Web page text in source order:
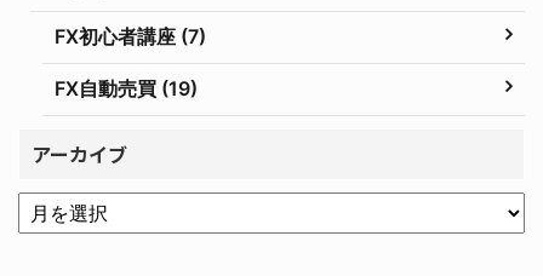
FX初心者講座 (7)
FX自動売買 (19)
アーカイブ